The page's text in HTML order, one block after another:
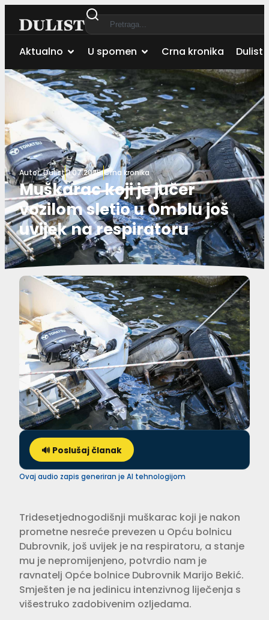
Aktualno U spomen Crna kronika Dulist
Autor:Dulist11.07.2025.Crna kronika
Muškarac koji je jučer
vozilom sletio u Omblu još
uvijek na respiratoru
🔊 Poslušaj članak
Ovaj audio zapis generiran je AI tehnologijom
Tridesetjednogodišnji muškarac koji je nakon
prometne nesreće prevezen u Opću bolnicu
Dubrovnik, još uvijek je na respiratoru, a stanje
mu je nepromijenjeno, potvrdio nam je
ravnatelj Opće bolnice Dubrovnik Marijo Bekić.
Smješten je na jedinicu intenzivnog liječenja s
višestruko zadobivenim ozljedama.